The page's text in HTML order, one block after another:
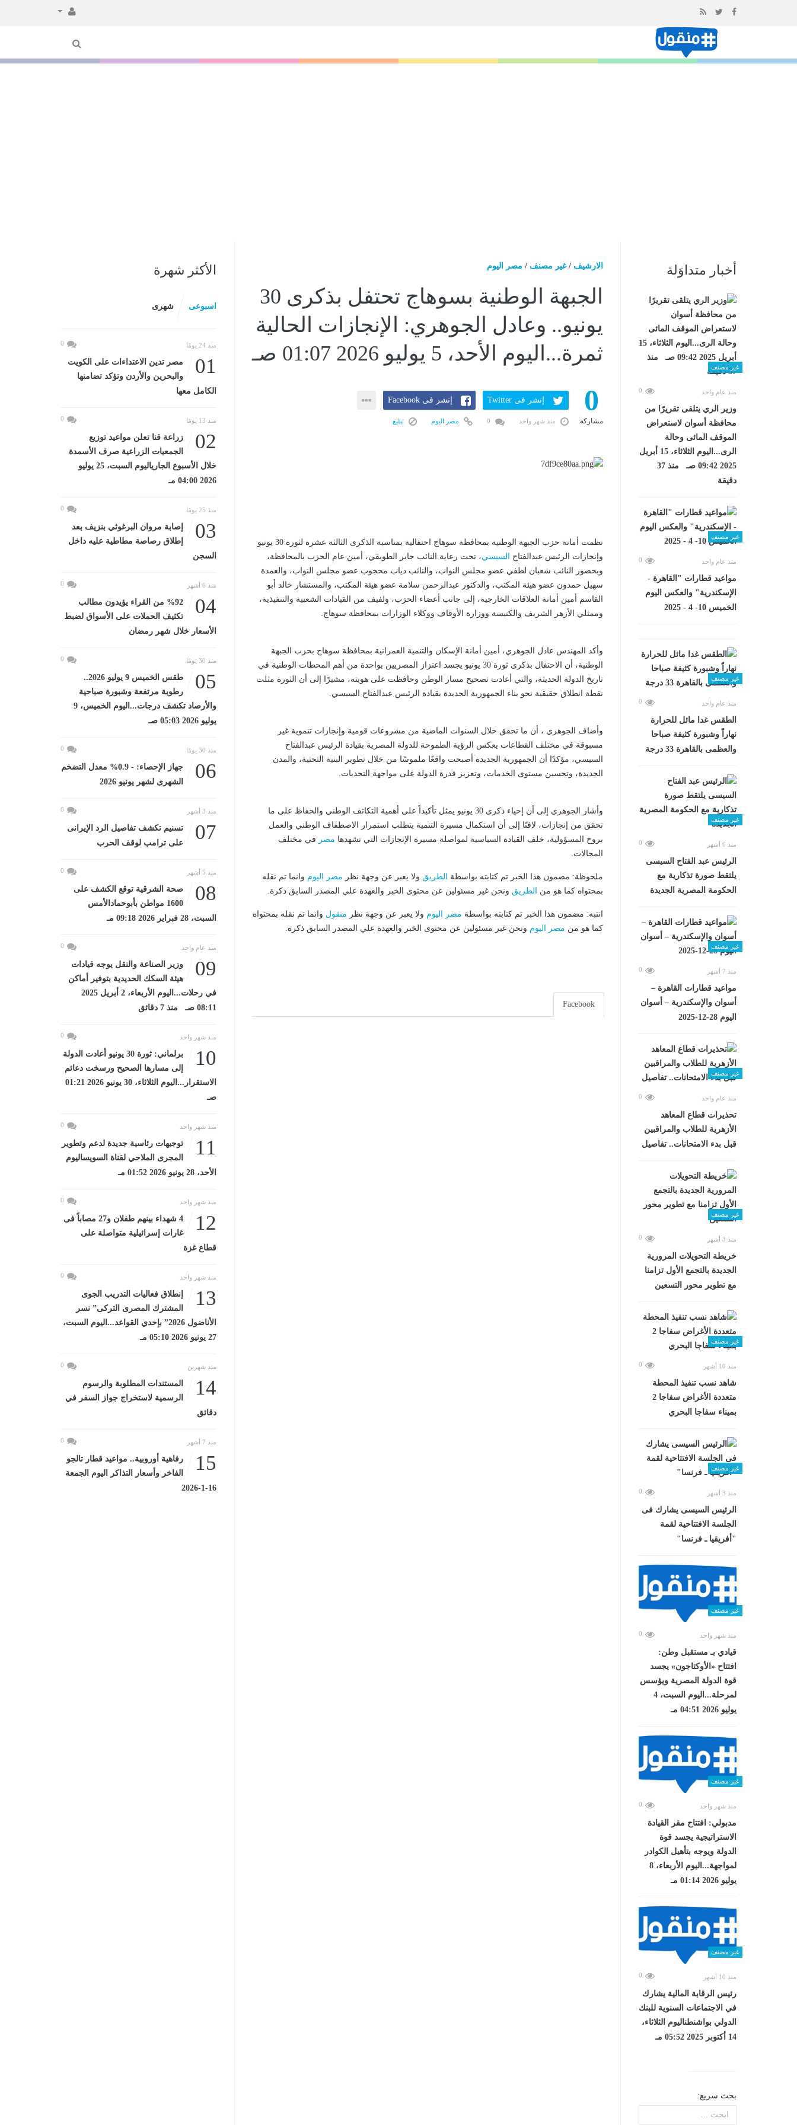
المحتوى
أخبار متداوَلة
غير مصنف
منذ عام واحد 0
وزير الري يتلقى تقريرًا من
محافظة أسوان لاستعراض
الموقف المائى وحالة
الرى...اليوم الثلاثاء، 15 أبريل
2025 09:42 صـ منذ 37
دقيقة
غير مصنف
منذ عام واحد 0
مواعيد قطارات "القاهرة -
الإسكندرية" والعكس اليوم
الخميس 10- 4 - 2025
غير مصنف
منذ عام واحد 0
الطقس غدا مائل للحرارة
نهاراً وشبورة كثيفة صباحا
والعظمى بالقاهرة 33 درجة
غير مصنف
منذ 6 أشهر 0
الرئيس عبد الفتاح السيسى
يلتقط صورة تذكارية مع
الحكومة المصرية الجديدة
غير مصنف
منذ 7 أشهر 0
مواعيد قطارات القاهرة –
أسوان والإسكندرية – أسوان
اليوم 28-12-2025
غير مصنف
منذ عام واحد 0
تحذيرات قطاع المعاهد
الأزهرية للطلاب والمراقبين
قبل بدء الامتحانات.. تفاصيل
غير مصنف
منذ 3 أشهر 0
خريطة التحويلات المرورية
الجديدة بالتجمع الأول تزامنا
مع تطوير محور التسعين
غير مصنف
منذ 10 أشهر 0
شاهد نسب تنفيذ المحطة
متعددة الأغراض سفاجا 2
بميناء سفاجا البحري
غير مصنف
منذ 3 أشهر 0
الرئيس السيسى يشارك فى
الجلسة الافتتاحية لقمة
"أفريقيا ـ فرنسا"
غير مصنف
منذ شهر واحد 0
قيادي بـ مستقبل وطن:
افتتاح «الأوكتاجون» يجسد
قوة الدولة المصرية ويؤسس
لمرحلة...اليوم السبت، 4
يوليو 2026 04:51 مـ
غير مصنف
منذ شهر واحد 0
مدبولي: افتتاح مقر القيادة
الاستراتيجية يجسد قوة
الدولة ويوجه بتأهيل الكوادر
لمواجهة...اليوم الأربعاء، 8
يوليو 2026 01:14 مـ
غير مصنف
منذ 10 أشهر 0
رئيس الرقابة المالية يشارك
في الاجتماعات السنوية للبنك
الدولي بواشنطناليوم الثلاثاء،
14 أكتوبر 2025 05:52 مـ
بحث سريع:
الارشيف /غير مصنف / مصر اليوم
الجبهة الوطنية بسوهاج تحتفل بذكرى 30
يونيو.. وعادل الجوهري: الإنجازات الحالية
ثمرة...اليوم الأحد، 5 يوليو 2026 01:07 صـ
0
مشاركة
إنشر فى Twitter إنشر فى Facebook
منذ شهر واحد مصر اليوم تبليغ
نظمت أمانة حزب الجبهة الوطنية بمحافظة سوهاج احتفالية بمناسبة الذكرى الثالثة عشرة لثورة 30 يونيو
وإنجازات الرئيس عبدالفتاح
السيسي، تحت رعاية النائب جابر الطويقي، أمين عام الحزب بالمحافظة،
وبحضور النائب شعبان لطفي عضو مجلس النواب، والنائب دياب محجوب عضو مجلس النواب، والعمدة
سهيل حمدون عضو هيئة المكتب، والدكتور عبدالرحمن سلامة عضو هيئة المكتب، والمستشار خالد أبو
القاسم أمين أمانة العلاقات الخارجية، إلى جانب أعضاء الحزب، ولفيف من القيادات الشعبية والتنفيذية،
وممثلي الأزهر الشريف والكنيسة ووزارة الأوقاف ووكلاء الوزارات بمحافظة سوهاج.
وأكد المهندس عادل الجوهري، أمين أمانة الإسكان والتنمية العمرانية بمحافظة سوهاج بحزب الجبهة
الوطنية، أن الاحتفال بذكرى ثورة 30 يونيو يجسد اعتزاز المصريين بواحدة من أهم المحطات الوطنية في
تاريخ الدولة الحديثة، والتي أعادت تصحيح مسار الوطن وحافظت على هويته، مشيرًا إلى أن الثورة مثلت
نقطة انطلاق حقيقية نحو بناء الجمهورية الجديدة بقيادة الرئيس عبدالفتاح السيسي.
وأضاف الجوهري ، أن ما تحقق خلال السنوات الماضية من مشروعات قومية وإنجازات تنموية غير
مسبوقة في مختلف القطاعات يعكس الرؤية الطموحة للدولة المصرية بقيادة الرئيس عبدالفتاح
السيسي، مؤكدًا أن الجمهورية الجديدة أصبحت واقعًا ملموسًا من خلال تطوير البنية التحتية، والمدن
الجديدة، وتحسين مستوى الخدمات، وتعزيز قدرة الدولة على مواجهة التحديات.
وأشار الجوهري إلى أن إحياء ذكرى 30 يونيو يمثل تأكيداً على أهمية التكاتف الوطني والحفاظ على ما
تحقق من إنجازات، لافتًا إلى أن استكمال مسيرة التنمية يتطلب استمرار الاصطفاف الوطني والعمل
بروح المسؤولية، خلف القيادة السياسية لمواصلة مسيرة الإنجازات التي تشهدها مصر في مختلف
المجالات.
ملحوظة: مضمون هذا الخبر تم كتابته بواسطة الطريق ولا يعبر عن وجهة نظر مصر اليوم وانما تم نقله
بمحتواه كما هو من
الطريق ونحن غير مسئولين عن محتوى الخبر والعهدة علي المصدر السابق ذكرة.
انتبه: مضمون هذا الخبر تم كتابته بواسطة مصر اليوم ولا يعبر عن وجهة نظر منقول وانما تم نقله بمحتواه
كما هو من مصر اليوم ونحن غير مسئولين عن محتوى الخبر والعهدة علي المصدر السابق ذكرة.
Facebook
الأكثر شهرة
اسبوعى شهرى
منذ 24 يومًا 0
01
مصر تدين الاعتداءات على الكويت
والبحرين والأردن وتؤكد تضامنها
الكامل معها
منذ 13 يومًا 0
02
زراعة قنا تعلن مواعيد توزيع
الجمعيات الزراعية صرف الأسمدة
خلال الأسبوع الجارياليوم السبت، 25 يوليو
2026 04:00 مـ
منذ 25 يومًا 0
03
إصابة مروان البرغوثي بنزيف بعد
إطلاق رصاصة مطاطية عليه داخل
السجن
منذ 6 أشهر 0
04
%92 من القراء يؤيدون مطالب
تكثيف الحملات على الأسواق لضبط
الأسعار خلال شهر رمضان
منذ 30 يومًا 0
05
طقس الخميس 9 يوليو 2026..
رطوبة مرتفعة وشبورة صباحية
والأرصاد تكشف درجات...اليوم الخميس، 9
يوليو 2026 05:03 صـ
منذ 30 يومًا 0
06
جهاز الإحصاء: - 0.9% معدل التضخم
الشهرى لشهر يونيو 2026
منذ 3 أشهر 0
07
تسنيم تكشف تفاصيل الرد الإيرانى
على ترامب لوقف الحرب
منذ 5 أشهر 0
08
صحة الشرقية توقع الكشف على
1600 مواطن بأبوحمادالأمس
السبت، 28 فبراير 2026 09:18 مـ
منذ عام واحد 0
09
وزير الصناعة والنقل يوجه قيادات
هيئة السكك الحديدية بتوفير أماكن
في رحلات...اليوم الأربعاء، 2 أبريل 2025
08:11 صـ منذ 7 دقائق
منذ شهر واحد 0
10
برلماني: ثورة 30 يونيو أعادت الدولة
إلى مسارها الصحيح ورسخت دعائم
الاستقرار...اليوم الثلاثاء، 30 يونيو 2026 01:21
صـ
منذ شهر واحد 0
11
توجيهات رئاسية جديدة لدعم وتطوير
المجرى الملاحي لقناة السويساليوم
الأحد، 28 يونيو 2026 01:52 مـ
منذ شهر واحد 0
12
4 شهداء بينهم طفلان و27 مصاباً فى
غارات إسرائيلية متواصلة على
قطاع غزة
منذ شهر واحد 0
13
إنطلاق فعاليات التدريب الجوى
المشترك المصرى التركى” نسر
الأناضول 2026” بإحدي القواعد...اليوم السبت،
27 يونيو 2026 05:10 مـ
منذ شهرين 0
14
المستندات المطلوبة والرسوم
الرسمية لاستخراج جواز السفر في
دقائق
منذ 7 أشهر 0
15
رفاهية أوروبية.. مواعيد قطار تالجو
الفاخر وأسعار التذاكر اليوم الجمعة
16-1-2026